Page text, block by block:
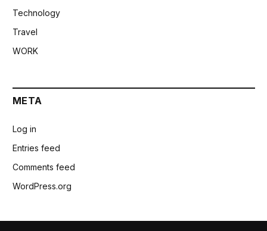
Technology
Travel
WORK
META
Log in
Entries feed
Comments feed
WordPress.org